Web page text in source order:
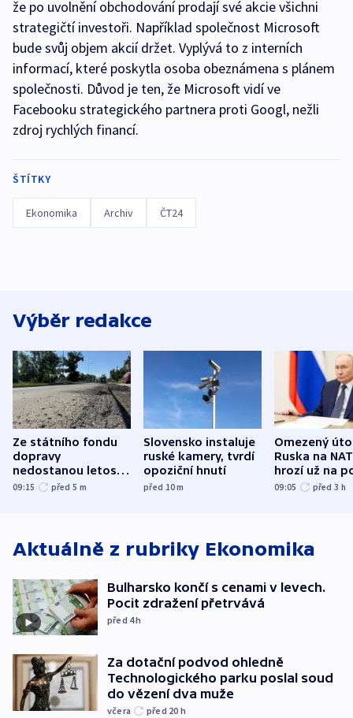
že po uvolnění obchodování prodají své akcie všichni
strategičtí investoři. Například společnost Microsoft
bude svůj objem akcií držet. Vyplývá to z interních
informací, které poskytla osoba obeznámena s plánem
společnosti. Důvod je ten, že Microsoft vidí ve
Facebooku strategického partnera proti Googl, nežli
zdroj rychlých financí.
ŠTÍTKY
Ekonomika Archiv ČT24
Výběr redakce
Ze státního fondu
dopravy
nedostanou letos
kraje na silnice ani
09:15 před 5 m
Slovensko instaluje
ruské kamery, tvrdí
opoziční hnutí
před 10m
Omezený
Ruska na
hrozí už na
varují tajné
09:05 před 3 h
Aktuálně z rubriky Ekonomika
Bulharsko končí s cenami v levech.
Pocit zdražení přetrvává
před 4h
Za dotační podvod ohledně
Technologického parku poslal soud
do vězení dva muže
včera před 20 h